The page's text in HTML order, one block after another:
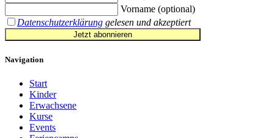
Vorname (optional)
Datenschutzerklärung gelesen und akzeptiert
Jetzt abonnieren
Navigation
Start
Kinder
Erwachsene
Kurse
Events